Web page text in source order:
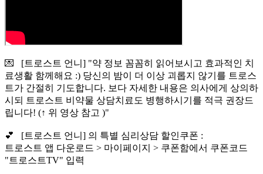
💌 [트로스트 언니] "약 정보 꼼꼼히 읽어보시고 효과적인 치
료생활 함께해요 :) 당신의 밤이 더 이상 괴롭지 않기를 트로스
트가 간절히 기도합니다. 보다 자세한 내용은 의사에게 상의하
시되 트로스트 비약물 상담치료도 병행하시기를 적극 권장드
립니다! (↑ 위 영상 참고 )"
💕 [트로스트 언니] 의 특별 심리상담 할인쿠폰 :
트로스트 앱 다운로드 > 마이페이지 > 쿠폰함에서 쿠폰코드
"트로스트TV" 입력